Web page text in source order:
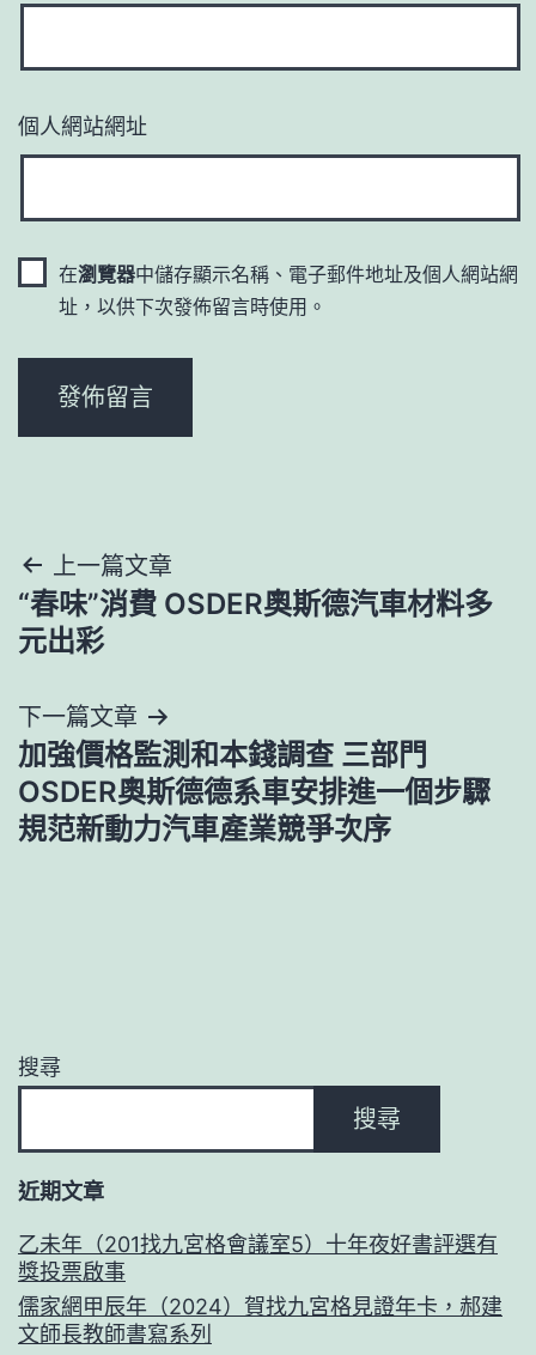
個人網站網址
在瀏覽器中儲存顯示名稱、電子郵件地址及個人網站網
址，以供下次發佈留言時使用。
文
章
覽
上一篇文章
“春味”消費 OSDER奧斯德汽車材料多
元出彩
下一篇文章
加強價格監測和本錢調查 三部門
OSDER奧斯德德系車安排進一個步驟
規范新動力汽車產業競爭次序
搜尋
搜尋
近期文章
乙未年（201找九宮格會議室5）十年夜好書評選有
獎投票啟事
儒家網甲辰年（2024）賀找九宮格見證年卡，郝建
文師長教師書寫系列